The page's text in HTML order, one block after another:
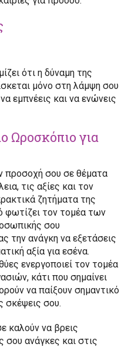
ότι η δύναμη της
μόνο στη λάμψη σου
εμπνέεις και να ενώνεις
Ωροσκόπιο για
προσοχή σου σε θέματα
τις αξίες και τον
ζητήματα της
φωτίζει τον τομέα των
σου
την ανάγκη να εξετάσεις
αξία για εσένα.
ενεργοποιεί τον τομέα
κάτι που σημαίνει
να παίξουν σημαντικό
σκέψεις σου.
καλούν να βρεις
σου ανάγκες και στις